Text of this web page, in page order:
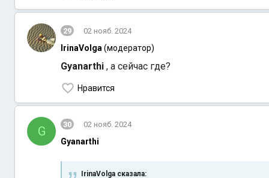
29 02 нояб. 2024
IrinaVolga (модератор)
Gyanarthi , а сейчас где?
Нравится
G 30 02 нояб. 2024
Gyanarthi
IrinaVolga сказалa: